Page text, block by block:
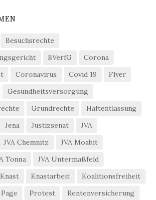
Besuchsrechte
BVerfG
Corona
Coronavirus Covid 19
Flyer
Gesundheitsversorgung
Grundrechte
Haftentlassung
Jena Justizsenat
JVA
JVA Chemnitz
JVA Moabit
Tonna
JVA Untermaßfeld
Knast Knastarbeit
Koalitionsfreiheit
Page Protest
Rentenversicherung